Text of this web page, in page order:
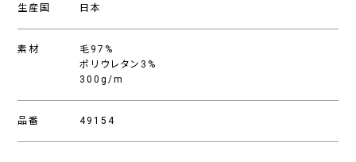
生産国 日本
素材
毛97%
ポリウレタン3%
300g/m
品番 49154